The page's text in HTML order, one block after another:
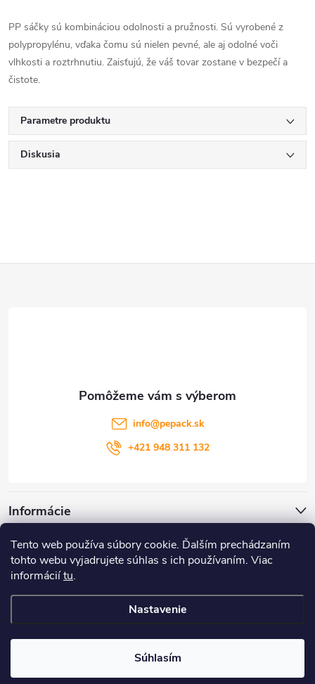
Tento web používa súbory cookie. Ďalším prechádzaním
tohto webu vyjadrujete súhlas s ich používaním. Viac
informáciítu.
Nastavenie
Súhlasím
PP sáčky sú kombináciou odolnosti a pružnosti. Sú vyrobené z
polypropylénu, vďaka čomu sú nielen pevné, ale aj odolné voči
vlhkosti a roztrhnutiu. Zaisťujú, že váš tovar zostane v bezpečí a
čistote.
Parametre produktu
Diskusia
e
Informácie
Zákaznícky servis
info@pepack.sk
+421 948 311 132
Copyright 2026PePack. Všetky práva vyhradené.